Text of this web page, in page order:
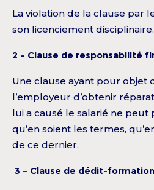
La violation de la clause par
son licenciement disciplinaire.
2 – Clause de responsabilité
Une clause ayant pour objet
l’employeur d’obtenir
lui a causé le salarié ne
qu’en soient les termes,
de ce dernier.
3 – Clause de dédit-